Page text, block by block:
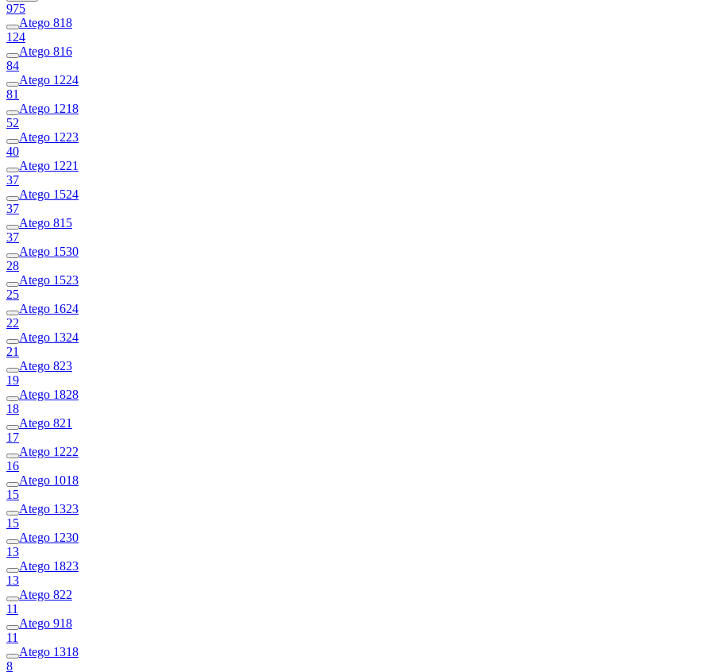
975
Atego 818
124
Atego 816
84
Atego 1224
81
Atego 1218
52
Atego 1223
40
Atego 1221
37
Atego 1524
37
Atego 815
37
Atego 1530
28
Atego 1523
25
Atego 1624
22
Atego 1324
21
Atego 823
19
Atego 1828
18
Atego 821
17
Atego 1222
16
Atego 1018
15
Atego 1323
15
Atego 1230
13
Atego 1823
13
Atego 822
11
Atego 918
11
Atego 1318
8